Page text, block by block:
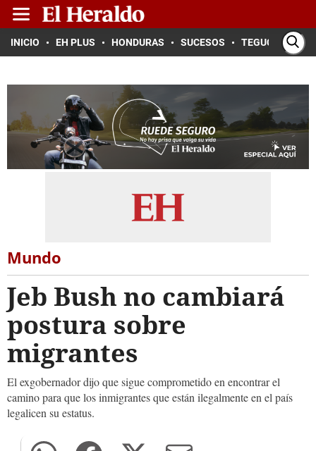
INICIO EH PLUS HONDURAS SUCESOS TEGUCIGALPA
Mundo
Jeb Bush no cambiará
postura sobre
migrantes
El exgobernador dijo que sigue comprometido en encontrar el
camino para que los inmigrantes que están ilegalmente en el país
legalicen su estatus.